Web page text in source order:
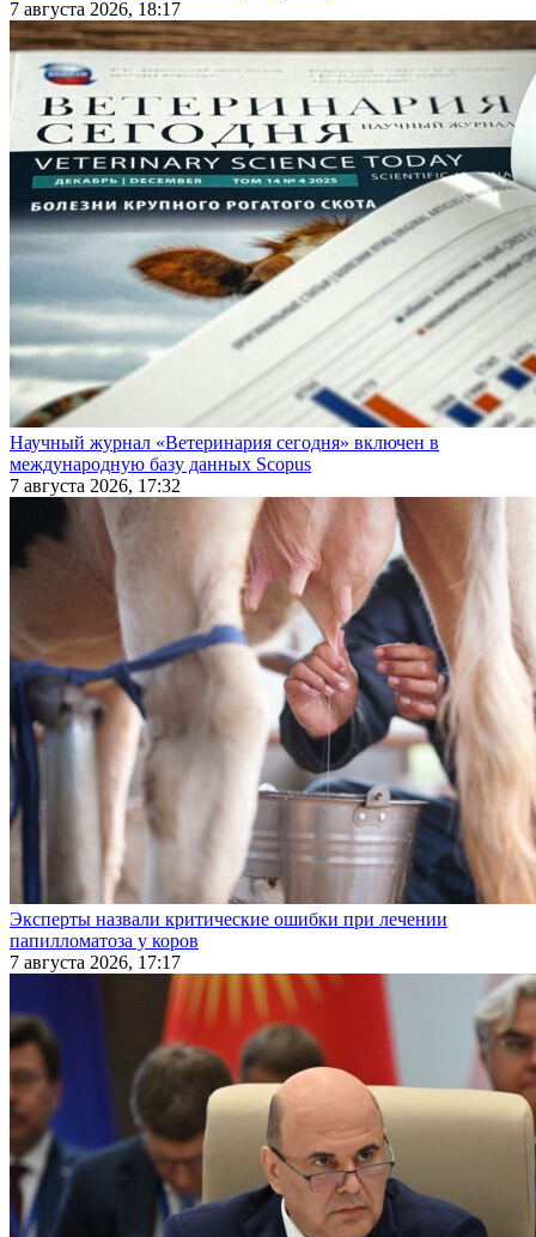
7 августа 2026, 18:17
Научный журнал «Ветеринария сегодня» включен в
международную базу данных Scopus
7 августа 2026, 17:32
Эксперты назвали критические ошибки при лечении
папилломатоза у коров
7 августа 2026, 17:17